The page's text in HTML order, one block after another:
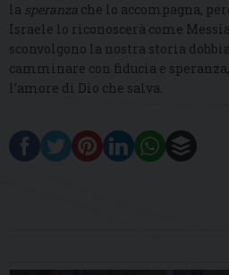
la speranza che lo accompagna,
Israele lo riconoscerà come
sconvolgono la nostra storia
camminare con fiducia e
l’amore di Dio che salva.